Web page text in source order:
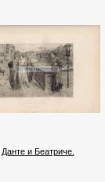
Данте и Беатриче.